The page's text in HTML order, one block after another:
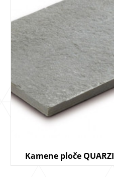
Kamene ploče